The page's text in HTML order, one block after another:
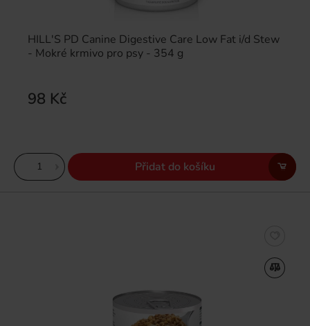
HILL'S PD Canine Digestive Care Low Fat i/d Stew
- Mokré krmivo pro psy - 354 g
98 Kč
Přidat do košíku